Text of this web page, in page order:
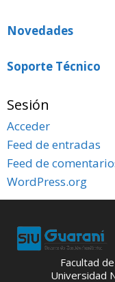
Novedades
Soporte Técnico
Sesión
Acceder
Feed de entradas
Feed de
WordPress.org
Facultad
Universidad